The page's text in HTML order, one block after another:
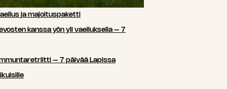
ja majoituspaketti
kanssa yön yli vaelluksella – 7
– 7 päivää Lapissa